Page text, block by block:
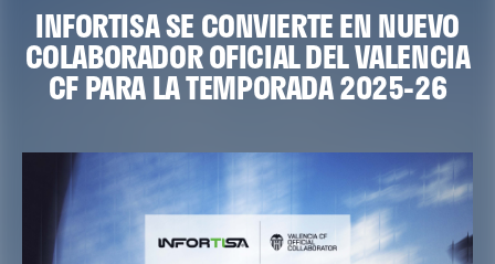
INFORTISA SE CONVIERTE EN NUEVO
COLABORADOR OFICIAL DEL VALENCIA
CF PARA LA TEMPORADA 2025-26